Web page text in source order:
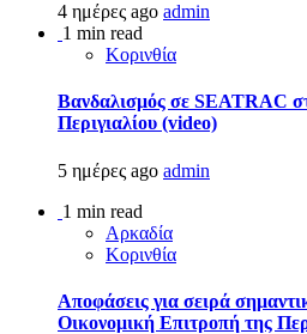
4 ημέρες ago admin
1 min read
Κορινθία
Βανδαλισμός σε SEATRAC
Περιγιαλίου (video)
5 ημέρες ago admin
1 min read
Αρκαδία
Κορινθία
Αποφάσεις για σειρά
Οικονομική Επιτροπή της